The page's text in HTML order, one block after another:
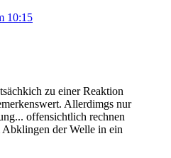
10:15
zu einer Reaktion
Allerdimgs nur
offensichtlich rechnen
der Welle in ein